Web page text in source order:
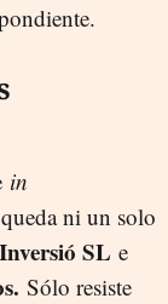
in
ni un solo
SL e
Sólo resiste